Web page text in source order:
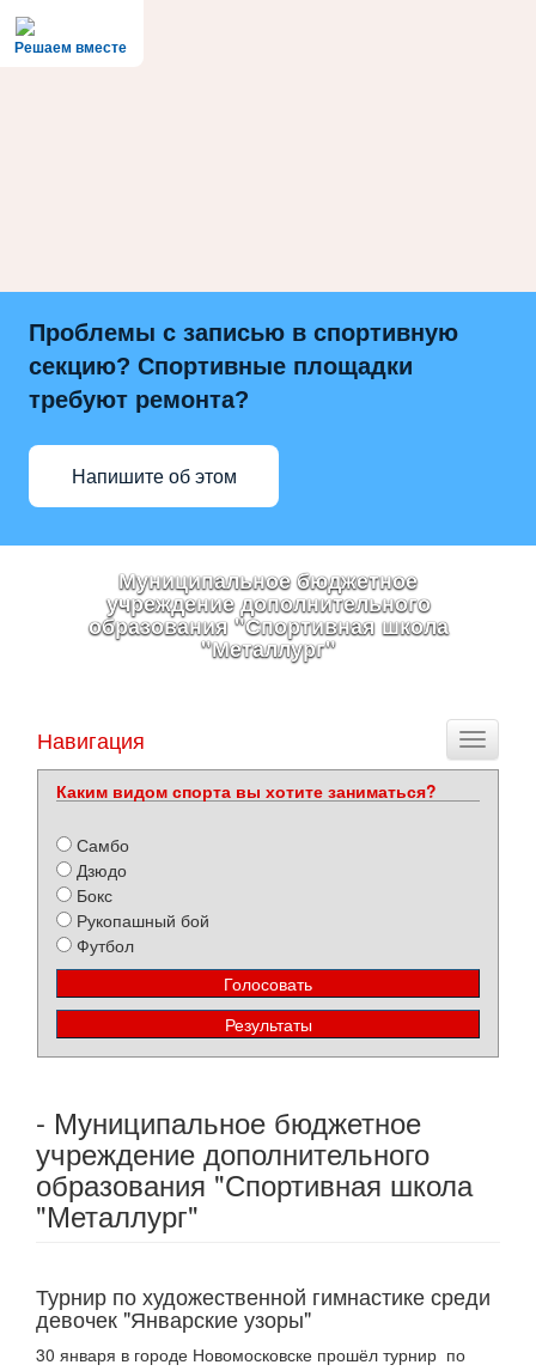
Решаем вместе
Проблемы с записью в спортивную
секцию? Спортивные площадки
требуют ремонта?
Напишите об этом
Муниципальное бюджетное
учреждение дополнительного
образования "Спортивная школа
"Металлург"
Toggle
Навигация
Каким видом спорта вы хотите заниматься?
Самбо
Дзюдо
Бокс
Рукопашный бой
Футбол
- Муниципальное бюджетное
учреждение дополнительного
образования "Спортивная школа
"Металлург"
Турнир по художественной гимнастике среди
девочек "Январские узоры"
30 января в городе Новомосковске прошёл турнир по